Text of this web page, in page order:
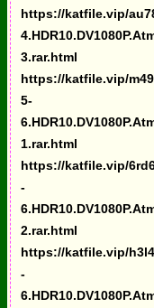
https://katfile.vip/
3.rar.html
https://katfile.vip/
5-
1.rar.html
https://katfile.vip/
-
2.rar.html
https://katfile.vip/
-